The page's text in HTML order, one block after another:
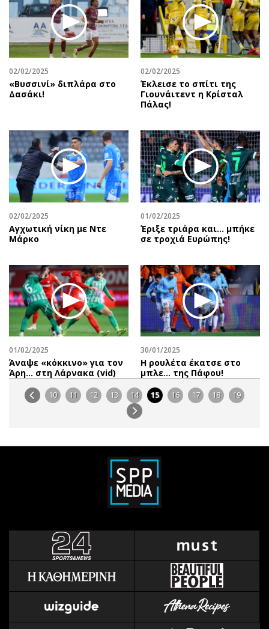
02/02/2025
«Βυσσινί» διπλάρα στο
Δασάκι!
02/02/2025
Έκλεισε το σπίτι της
Γιουνάιτεντ η Κρίσταλ
Πάλας!
02/02/2025
Αγχωτική νίκη με Ντε
Μάρκο
01/02/2025
Έριξε τριάρα και… μπήκε
σε τροχιά Ευρώπης!
01/02/2025
Άναψε «κόκκινο» για τον
Άρη… στη Λάρνακα (vid)
30/01/2025
Η ρουλέτα έκατσε στο
μπλε… της Πάφου!
10 11 12 13 14 15 16 17 18 19